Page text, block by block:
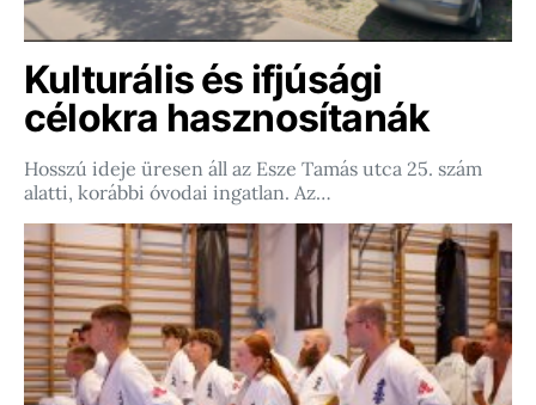
Kulturális és ifjúsági
célokra hasznosítanák
Hosszú ideje üresen áll az Esze Tamás utca 25. szám
alatti, korábbi óvodai ingatlan. Az…